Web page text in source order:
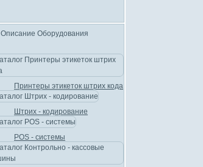
Описание Оборудования
Принтеры этикеток штрих кода
Штрих - кодирование
POS - системы